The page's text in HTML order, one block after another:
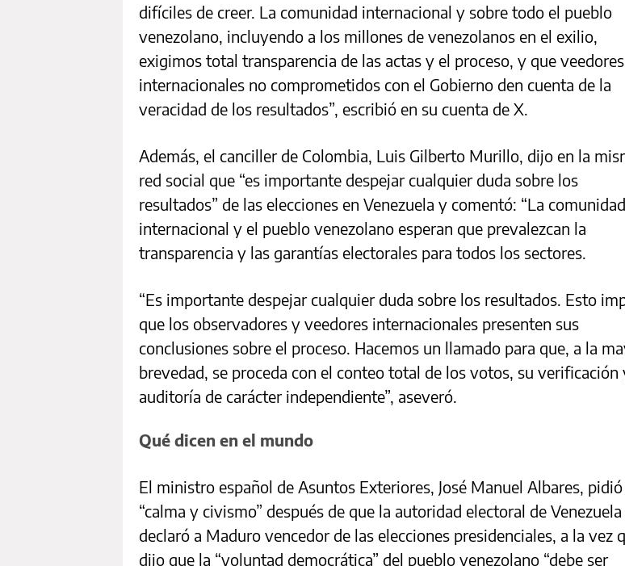
difíciles de creer. La comunidad internacional y sobre todo el pueblo
venezolano, incluyendo a los millones de venezolanos en el exilio,
exigimos total transparencia de las actas y el proceso, y que veedores
internacionales no comprometidos con el Gobierno den cuenta de la
veracidad de los resultados”, escribió en su cuenta de X.
Además, el canciller de Colombia, Luis Gilberto Murillo, dijo en la
red social que “es importante despejar cualquier duda sobre los
resultados” de las elecciones en Venezuela y comentó: “La comunidad
internacional y el pueblo venezolano esperan que prevalezcan la
transparencia y las garantías electorales para todos los sectores.
“Es importante despejar cualquier duda sobre los resultados. Esto
que los observadores y veedores internacionales presenten sus
conclusiones sobre el proceso. Hacemos un llamado para que, a la
brevedad, se proceda con el conteo total de los votos, su verificación
auditoría de carácter independiente”, aseveró.
Qué dicen en el mundo
El ministro español de Asuntos Exteriores, José Manuel Albares, pidió
“calma y civismo” después de que la autoridad electoral de Venezuela
declaró a Maduro vencedor de las elecciones presidenciales, a la vez
dijo que la “voluntad democrática” del pueblo venezolano “debe ser